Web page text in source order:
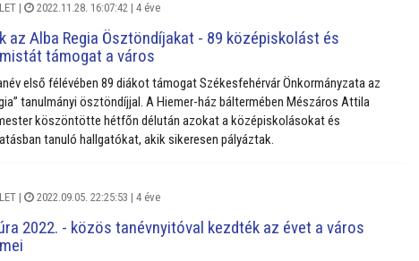
| 2022.11.28. 16:07:42 | 4 éve
az Alba Regia Ösztöndíjakat - 89 középiskolást és
támogat a város
első félévében 89 diákot támogat Székesfehérvár Önkormányzata az
tanulmányi ösztöndíjjal. A Hiemer-ház báltermében Mészáros Attila
köszöntötte hétfőn délután azokat a középiskolásokat és
tanuló hallgatókat, akik sikeresen pályáztak.
| 2022.09.05. 22:25:53 | 4 éve
2022. - közös tanévnyitóval kezdték az évet a város